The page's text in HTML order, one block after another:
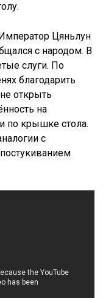
Цяньлун
с народом. В
слуги. По
благодарить
открыть
на
по крышке стола.
с